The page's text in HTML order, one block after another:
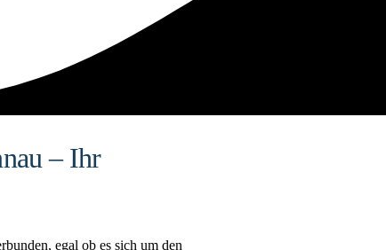
– Ihr
egal ob es sich um den